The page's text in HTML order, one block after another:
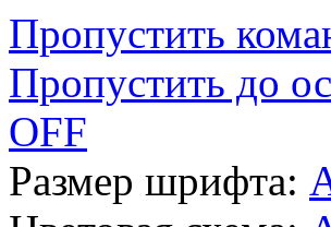
Пропустить
Пропустить до
OFF
Размер шрифта: